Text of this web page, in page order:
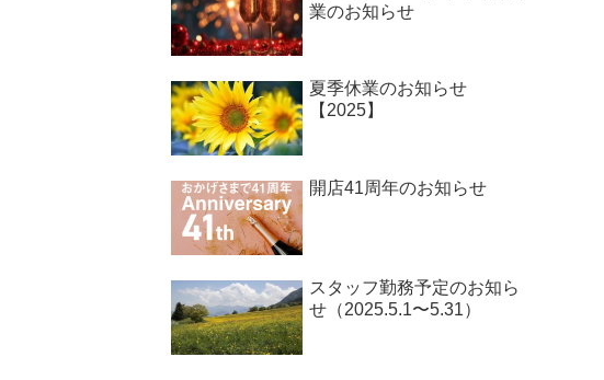
業のお知らせ
夏季休業のお知らせ
【2025】
開店41周年のお知らせ
スタッフ勤務予定のお知ら
せ（2025.5.1〜5.31）